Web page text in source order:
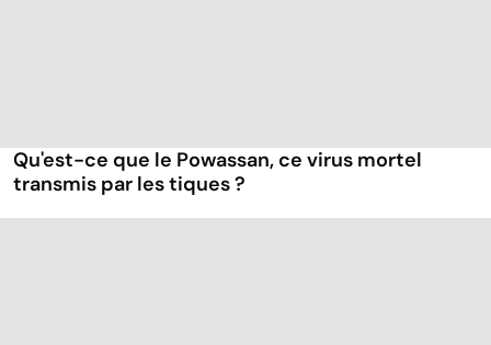
Qu'est-ce que le Powassan, ce virus mortel
transmis par les tiques ?